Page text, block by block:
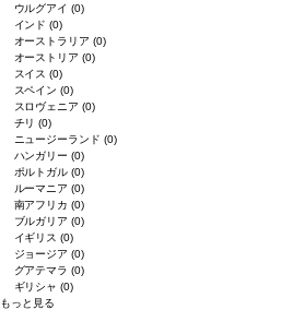
ウルグアイ(0)
インド(0)
オーストラリア(0)
オーストリア(0)
スイス(0)
スペイン(0)
スロヴェニア(0)
チリ(0)
ニュージーランド(0)
ハンガリー(0)
ポルトガル(0)
ルーマニア(0)
南アフリカ(0)
ブルガリア(0)
イギリス(0)
ジョージア(0)
グアテマラ(0)
ギリシャ(0)
もっと見る